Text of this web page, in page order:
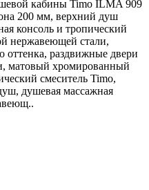
кабины Timo ILMA 909
200 мм, верхний душ
консоль и тропический
нержавеющей стали,
оттенка, раздвижные двери
матовый хромированный
смеситель Timo,
душевая массажная